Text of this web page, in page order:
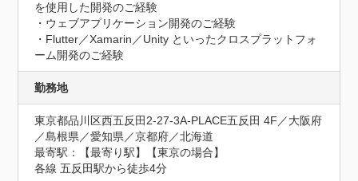
を使用した開発のご経験
・ウェブアプリケーション開発のご経験
・Flutter／Xamarin／Unity といったクロスプラットフォ
ーム開発のご経験
勤務地
東京都品川区西五反田2-27-3A-PLACE五反田 4F／大阪府
／島根県／愛知県／京都府／北海道
最寄駅：【最寄り駅】【東京の場合】
各線 五反田駅から徒歩4分